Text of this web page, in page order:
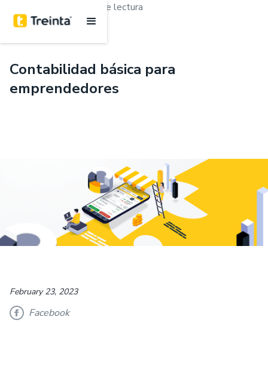
8 Minutos de lectura
Contabilidad básica para
emprendedores
February 23, 2023
Facebook